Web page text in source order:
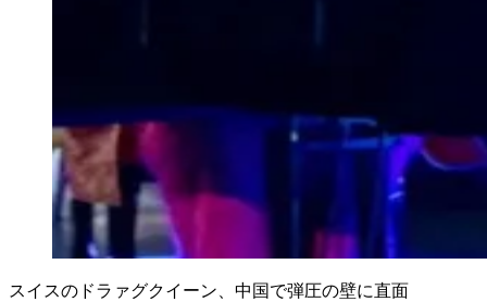
スイスのドラァグクイーン、中国で弾圧の壁に直面